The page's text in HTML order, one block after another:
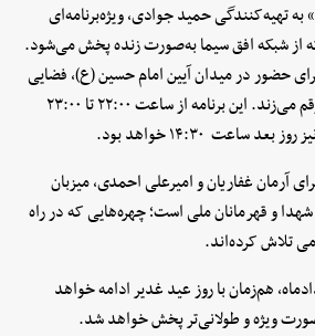
۱۰ کیلومتری» به تهیه‌کنندگی حمید جوادی، ویژه‌برنامه‌ای
از شبکه افق سیما به‌صورت زنده پخش می‌شود.
حضور در میدان آیین امام حسین (ع)، فضایی
معنوی، حماسی و مردمی را رقم می‌زند. این برنامه از ساعت ۲۲:۰۰ تا ۲۳:۰۰
۱۴:۳۰ خواهد بود.
با اجرای آرمان غفاریان و امیرعلی احمدی، میزبان
شهدا و قهرمانان ملی است؛ چهره‌هایی که در راه
تلاش کرده‌اند.
تا شنبه ۲۴ خردادماه، هم‌زمان با روز عید غدیر ادامه خواهد
ویژه و طولانی‌تر پخش خواهد شد.